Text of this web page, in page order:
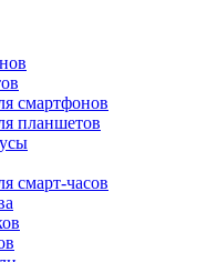
смартфонов
планшетов
смарт-часов